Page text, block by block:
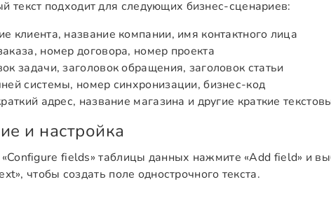
текст подходит для следующих бизнес-сценариев:
клиента, название компании, имя контактного лица
номер договора, номер проекта
задачи, заголовок обращения, заголовок статьи
системы, номер синхронизации, бизнес-код
адрес, название магазина и другие краткие
и настройка
fields» таблицы данных нажмите «Add field» и
чтобы создать поле однострочного текста.